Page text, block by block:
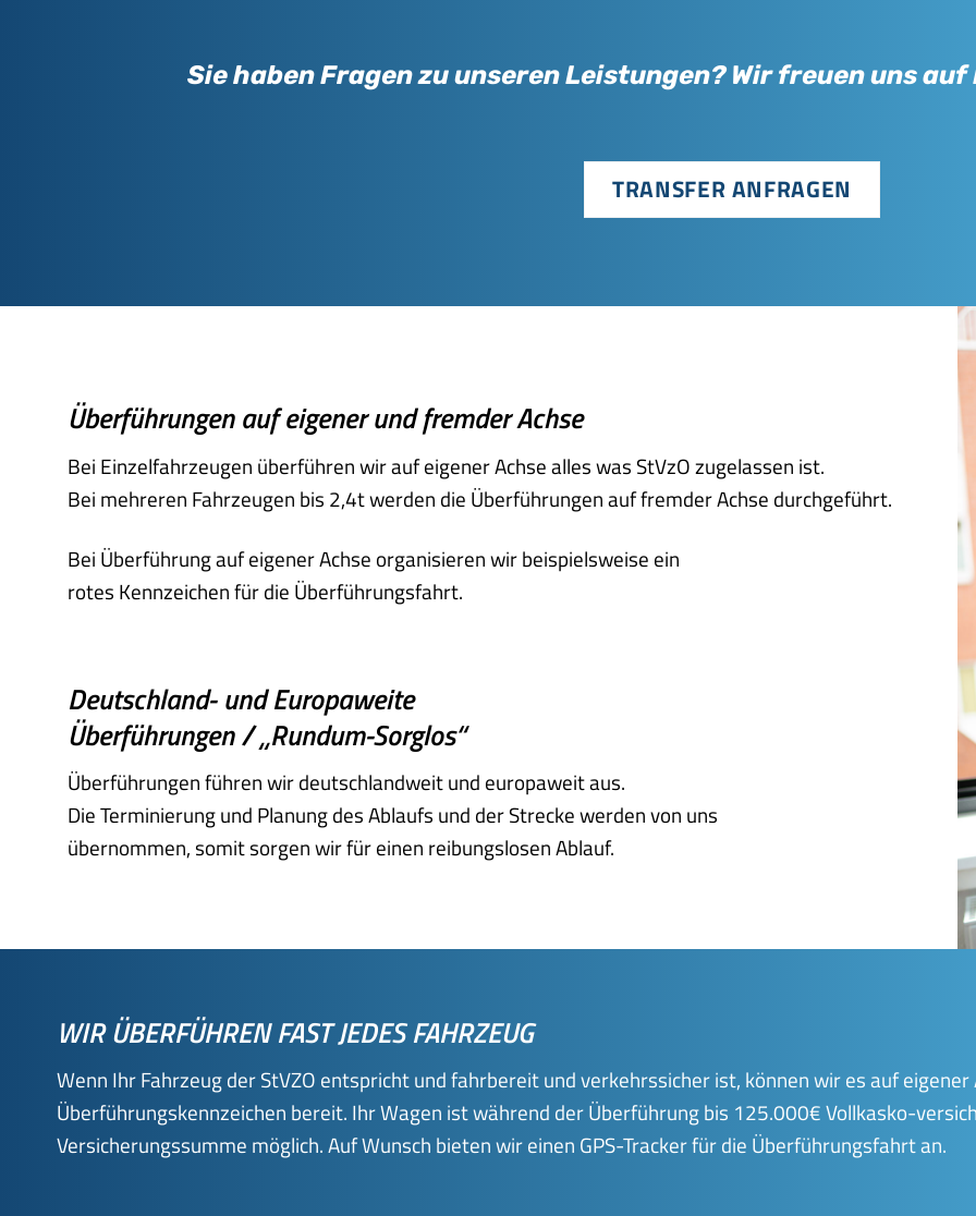
Sie haben Fragen zu unseren Leistungen? Wir freuen uns
TRANSFER ANFRAGEN
Überführungen auf eigener und fremder Achse
Bei Einzelfahrzeugen überführen wir auf eigener Achse alles was StVzO zugelassen ist.
Bei mehreren Fahrzeugen bis 2,4t werden die Überführungen auf fremder Achse durchgeführt.
Bei Überführung auf eigener Achse organisieren wir beispielsweise ein
rotes Kennzeichen für die Überführungsfahrt.
Deutschland- und Europaweite
Überführungen / „Rundum-Sorglos“
Überführungen führen wir deutschlandweit und europaweit aus.
Die Terminierung und Planung des Ablaufs und der Strecke werden von uns
übernommen, somit sorgen wir für einen reibungslosen Ablauf.
WIR ÜBERFÜHREN FAST JEDES FAHRZEUG
Wenn Ihr Fahrzeug der StVZO entspricht und fahrbereit und verkehrssicher ist, können wir es auf
Überführungskennzeichen bereit. Ihr Wagen ist während der Überführung bis 125.000€ Vollkasko-
Versicherungssumme möglich.Auf Wunsch bieten wir einen GPS-Tracker für die Überführungsfahrt an.